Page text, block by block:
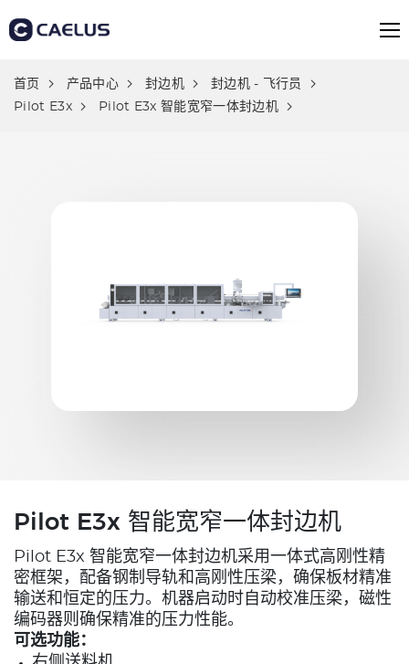
首页 产品中心 封边机
封边机 - 飞行员
Pilot E3x
Pilot E3x 智能宽窄一体封边机
Pilot E3x 智能宽窄一体封边机
Pilot E3x 智能宽窄一体封边机采用一体式高刚性精
密框架，配备钢制导轨和高刚性压梁，确保板材精准
输送和恒定的压力。机器启动时自动校准压梁，磁性
编码器则确保精准的压力性能。
可选功能：